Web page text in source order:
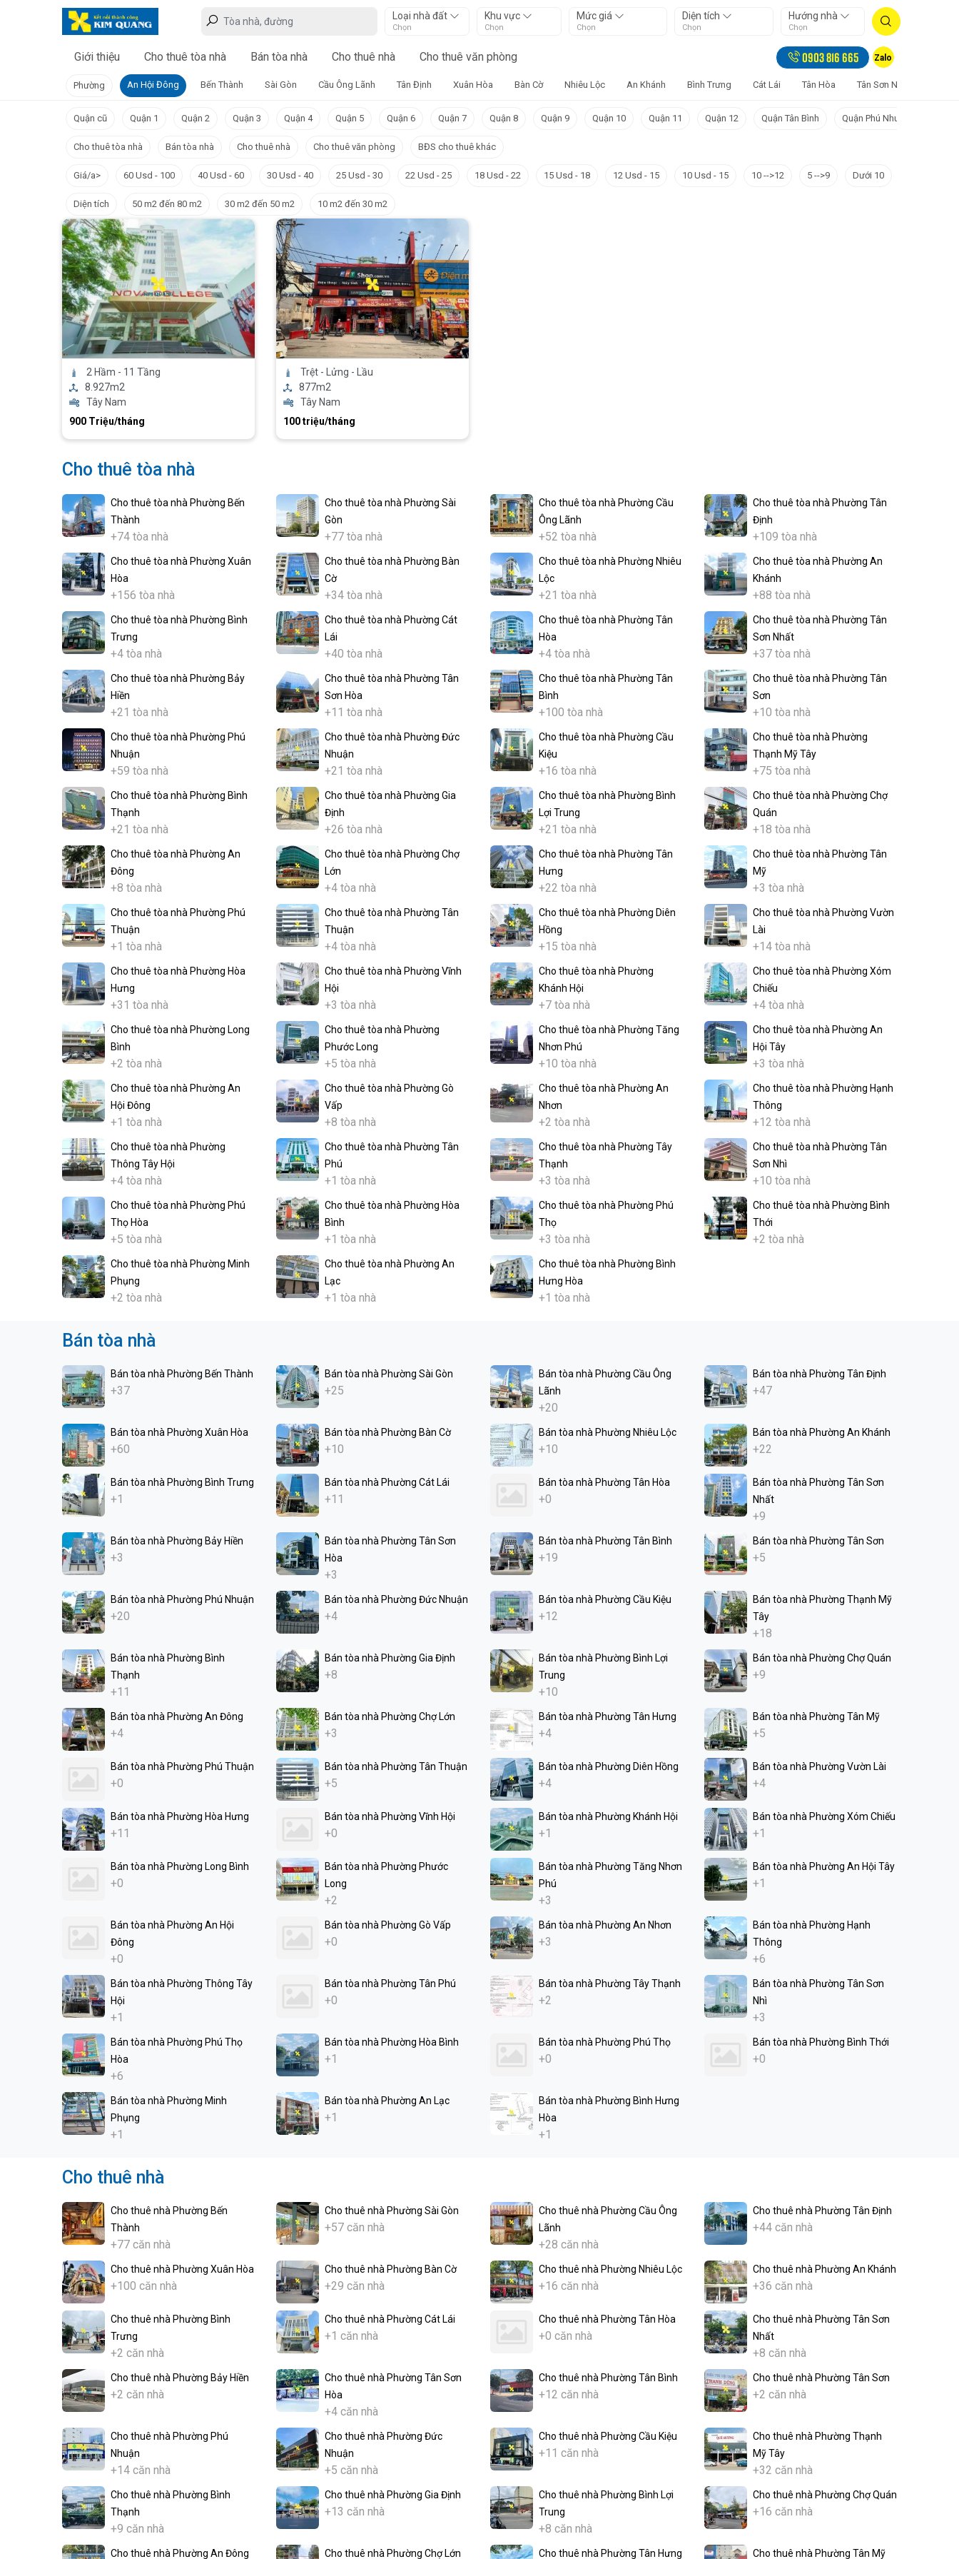
Loại nhà đất
Chọn
Khu vực
Chọn
Mức giá
Chọn
Diện tích
Chọn
Hướng nhà
Chọn
Giới thiệu Cho thuê tòa nhà Bán tòa nhà Cho thuê nhà Cho thuê văn phòng 0903 816 665 Zalo
Phường An Hội Đông Bến Thành Sài Gòn Cầu Ông Lãnh Tân Định Xuân Hòa Bàn Cờ Nhiêu Lộc An Khánh Bình Trưng Cát Lái Tân Hòa Tân Sơn Nhất
Quận cũ Quận 1 Quận 2 Quận 3 Quận 4 Quận 5 Quận 6 Quận 7 Quận 8 Quận 9 Quận 10 Quận 11 Quận 12 Quận Tân Bình Quận Phú Nhuận
Cho thuê tòa nhà Bán tòa nhà Cho thuê nhà Cho thuê văn phòng BĐS cho thuê khác
Giá/a> 60 Usd - 100 40 Usd - 60 30 Usd - 40 25 Usd - 30 22 Usd - 25 18 Usd - 22 15 Usd - 18 12 Usd - 15 10 Usd - 15 10 -->12 5 -->9 Dưới 10
Diện tích 50 m2 đến 80 m2 30 m2 đến 50 m2 10 m2 đến 30 m2
2 Hầm - 11 Tầng
8.927m2
Tây Nam
900 Triệu/tháng
Trệt - Lửng - Lầu
877m2
Tây Nam
100 triệu/tháng
Cho thuê tòa nhà
Cho thuê tòa nhà Phường Bến
Thành
+74 tòa nhà
Cho thuê tòa nhà Phường Sài
Gòn
+77 tòa nhà
Cho thuê tòa nhà Phường Cầu
Ông Lãnh
+52 tòa nhà
Cho thuê tòa nhà Phường Tân
Định
+109 tòa nhà
Cho thuê tòa nhà Phường Xuân
Hòa
+156 tòa nhà
Cho thuê tòa nhà Phường Bàn
Cờ
+34 tòa nhà
Cho thuê tòa nhà Phường Nhiêu
Lộc
+21 tòa nhà
Cho thuê tòa nhà Phường An
Khánh
+88 tòa nhà
Cho thuê tòa nhà Phường Bình
Trưng
+4 tòa nhà
Cho thuê tòa nhà Phường Cát
Lái
+40 tòa nhà
Cho thuê tòa nhà Phường Tân
Hòa
+4 tòa nhà
Cho thuê tòa nhà Phường Tân
Sơn Nhất
+37 tòa nhà
Cho thuê tòa nhà Phường Bảy
Hiền
+21 tòa nhà
Cho thuê tòa nhà Phường Tân
Sơn Hòa
+11 tòa nhà
Cho thuê tòa nhà Phường Tân
Bình
+100 tòa nhà
Cho thuê tòa nhà Phường Tân
Sơn
+10 tòa nhà
Cho thuê tòa nhà Phường Phú
Nhuận
+59 tòa nhà
Cho thuê tòa nhà Phường Đức
Nhuận
+21 tòa nhà
Cho thuê tòa nhà Phường Cầu
Kiệu
+16 tòa nhà
Cho thuê tòa nhà Phường
Thạnh Mỹ Tây
+75 tòa nhà
Cho thuê tòa nhà Phường Bình
Thạnh
+21 tòa nhà
Cho thuê tòa nhà Phường Gia
Định
+26 tòa nhà
Cho thuê tòa nhà Phường Bình
Lợi Trung
+21 tòa nhà
Cho thuê tòa nhà Phường Chợ
Quán
+18 tòa nhà
Cho thuê tòa nhà Phường An
Đông
+8 tòa nhà
Cho thuê tòa nhà Phường Chợ
Lớn
+4 tòa nhà
Cho thuê tòa nhà Phường Tân
Hưng
+22 tòa nhà
Cho thuê tòa nhà Phường Tân
Mỹ
+3 tòa nhà
Cho thuê tòa nhà Phường Phú
Thuận
+1 tòa nhà
Cho thuê tòa nhà Phường Tân
Thuận
+4 tòa nhà
Cho thuê tòa nhà Phường Diên
Hồng
+15 tòa nhà
Cho thuê tòa nhà Phường Vườn
Lài
+14 tòa nhà
Cho thuê tòa nhà Phường Hòa
Hưng
+31 tòa nhà
Cho thuê tòa nhà Phường Vĩnh
Hội
+3 tòa nhà
Cho thuê tòa nhà Phường
Khánh Hội
+7 tòa nhà
Cho thuê tòa nhà Phường Xóm
Chiếu
+4 tòa nhà
Cho thuê tòa nhà Phường Long
Bình
+2 tòa nhà
Cho thuê tòa nhà Phường
Phước Long
+5 tòa nhà
Cho thuê tòa nhà Phường Tăng
Nhơn Phú
+10 tòa nhà
Cho thuê tòa nhà Phường An
Hội Tây
+3 tòa nhà
Cho thuê tòa nhà Phường An
Hội Đông
+1 tòa nhà
Cho thuê tòa nhà Phường Gò
Vấp
+8 tòa nhà
Cho thuê tòa nhà Phường An
Nhơn
+2 tòa nhà
Cho thuê tòa nhà Phường Hạnh
Thông
+12 tòa nhà
Cho thuê tòa nhà Phường
Thông Tây Hội
+4 tòa nhà
Cho thuê tòa nhà Phường Tân
Phú
+1 tòa nhà
Cho thuê tòa nhà Phường Tây
Thạnh
+3 tòa nhà
Cho thuê tòa nhà Phường Tân
Sơn Nhì
+10 tòa nhà
Cho thuê tòa nhà Phường Phú
Thọ Hòa
+5 tòa nhà
Cho thuê tòa nhà Phường Hòa
Bình
+1 tòa nhà
Cho thuê tòa nhà Phường Phú
Thọ
+3 tòa nhà
Cho thuê tòa nhà Phường Bình
Thới
+2 tòa nhà
Cho thuê tòa nhà Phường Minh
Phụng
+2 tòa nhà
Cho thuê tòa nhà Phường An
Lạc
+1 tòa nhà
Cho thuê tòa nhà Phường Bình
Hưng Hòa
+1 tòa nhà
Bán tòa nhà
Bán tòa nhà Phường Bến Thành
+37
Bán tòa nhà Phường Sài Gòn
+25
Bán tòa nhà Phường Cầu Ông
Lãnh
+20
Bán tòa nhà Phường Tân Định
+47
Bán tòa nhà Phường Xuân Hòa
+60
Bán tòa nhà Phường Bàn Cờ
+10
Bán tòa nhà Phường Nhiêu Lộc
+10
Bán tòa nhà Phường An Khánh
+22
Bán tòa nhà Phường Bình Trưng
+1
Bán tòa nhà Phường Cát Lái
+11
Bán tòa nhà Phường Tân Hòa
+0
Bán tòa nhà Phường Tân Sơn
Nhất
+9
Bán tòa nhà Phường Bảy Hiền
+3
Bán tòa nhà Phường Tân Sơn
Hòa
+3
Bán tòa nhà Phường Tân Bình
+19
Bán tòa nhà Phường Tân Sơn
+5
Bán tòa nhà Phường Phú Nhuận
+20
Bán tòa nhà Phường Đức Nhuận
+4
Bán tòa nhà Phường Cầu Kiệu
+12
Bán tòa nhà Phường Thạnh Mỹ
Tây
+18
Bán tòa nhà Phường Bình
Thạnh
+11
Bán tòa nhà Phường Gia Định
+8
Bán tòa nhà Phường Bình Lợi
Trung
+10
Bán tòa nhà Phường Chợ Quán
+9
Bán tòa nhà Phường An Đông
+4
Bán tòa nhà Phường Chợ Lớn
+3
Bán tòa nhà Phường Tân Hưng
+4
Bán tòa nhà Phường Tân Mỹ
+5
Bán tòa nhà Phường Phú Thuận
+0
Bán tòa nhà Phường Tân Thuận
+5
Bán tòa nhà Phường Diên Hồng
+4
Bán tòa nhà Phường Vườn Lài
+4
Bán tòa nhà Phường Hòa Hưng
+11
Bán tòa nhà Phường Vĩnh Hội
+0
Bán tòa nhà Phường Khánh Hội
+1
Bán tòa nhà Phường Xóm Chiếu
+1
Bán tòa nhà Phường Long Bình
+0
Bán tòa nhà Phường Phước
Long
+2
Bán tòa nhà Phường Tăng Nhơn
Phú
+3
Bán tòa nhà Phường An Hội Tây
+1
Bán tòa nhà Phường An Hội
Đông
+0
Bán tòa nhà Phường Gò Vấp
+0
Bán tòa nhà Phường An Nhơn
+3
Bán tòa nhà Phường Hạnh
Thông
+6
Bán tòa nhà Phường Thông Tây
Hội
+1
Bán tòa nhà Phường Tân Phú
+0
Bán tòa nhà Phường Tây Thạnh
+2
Bán tòa nhà Phường Tân Sơn
Nhì
+3
Bán tòa nhà Phường Phú Thọ
Hòa
+6
Bán tòa nhà Phường Hòa Bình
+1
Bán tòa nhà Phường Phú Thọ
+0
Bán tòa nhà Phường Bình Thới
+0
Bán tòa nhà Phường Minh
Phụng
+1
Bán tòa nhà Phường An Lạc
+1
Bán tòa nhà Phường Bình Hưng
Hòa
+1
Cho thuê nhà
Cho thuê nhà Phường Bến
Thành
+77 căn nhà
Cho thuê nhà Phường Sài Gòn
+57 căn nhà
Cho thuê nhà Phường Cầu Ông
Lãnh
+28 căn nhà
Cho thuê nhà Phường Tân Định
+44 căn nhà
Cho thuê nhà Phường Xuân Hòa
+100 căn nhà
Cho thuê nhà Phường Bàn Cờ
+29 căn nhà
Cho thuê nhà Phường Nhiêu Lộc
+16 căn nhà
Cho thuê nhà Phường An Khánh
+36 căn nhà
Cho thuê nhà Phường Bình
Trưng
+2 căn nhà
Cho thuê nhà Phường Cát Lái
+1 căn nhà
Cho thuê nhà Phường Tân Hòa
+0 căn nhà
Cho thuê nhà Phường Tân Sơn
Nhất
+8 căn nhà
Cho thuê nhà Phường Bảy Hiền
+2 căn nhà
Cho thuê nhà Phường Tân Sơn
Hòa
+4 căn nhà
Cho thuê nhà Phường Tân Bình
+12 căn nhà
Cho thuê nhà Phường Tân Sơn
+2 căn nhà
Cho thuê nhà Phường Phú
Nhuận
+14 căn nhà
Cho thuê nhà Phường Đức
Nhuận
+5 căn nhà
Cho thuê nhà Phường Cầu Kiệu
+11 căn nhà
Cho thuê nhà Phường Thạnh
Mỹ Tây
+32 căn nhà
Cho thuê nhà Phường Bình
Thạnh
+9 căn nhà
Cho thuê nhà Phường Gia Định
+13 căn nhà
Cho thuê nhà Phường Bình Lợi
Trung
+8 căn nhà
Cho thuê nhà Phường Chợ Quán
+16 căn nhà
Cho thuê nhà Phường An Đông Cho thuê nhà Phường Chợ Lớn Cho thuê nhà Phường Tân Hưng Cho thuê nhà Phường Tân Mỹ